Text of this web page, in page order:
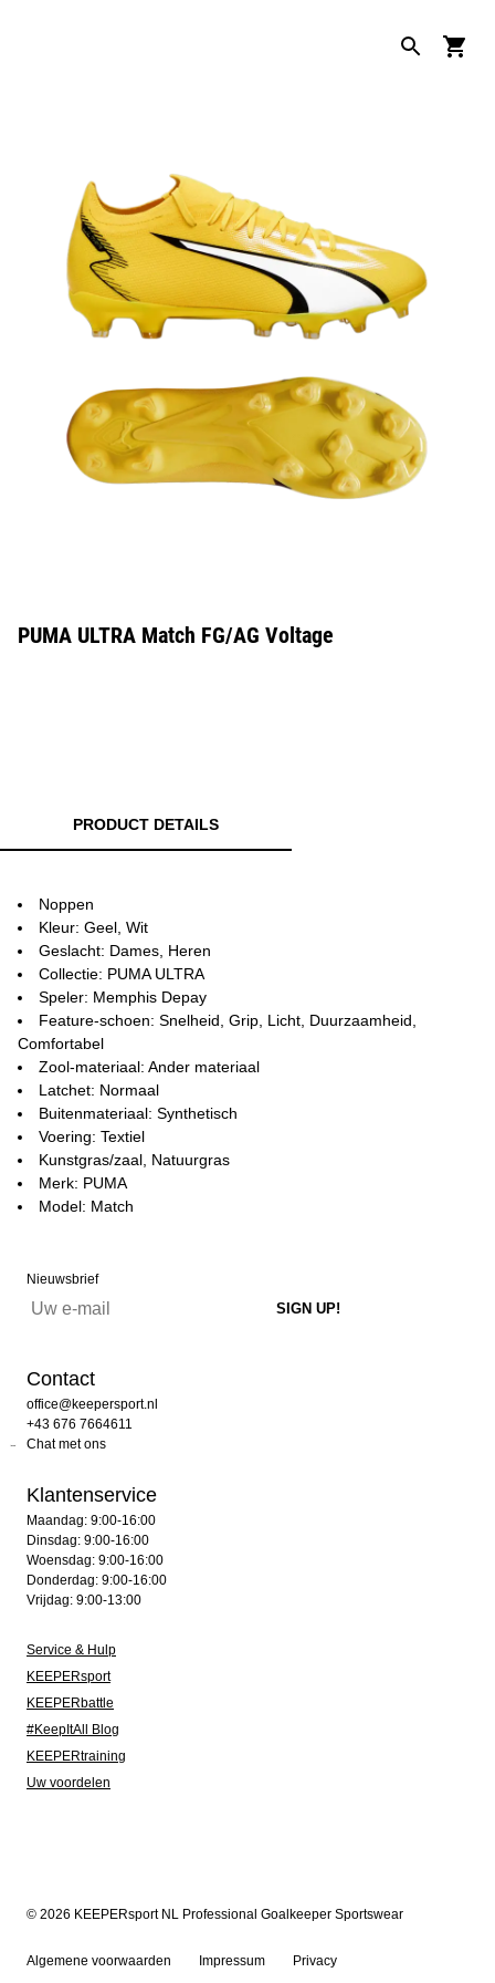
PUMA ULTRA Match FG/AG Voltage
PRODUCT DETAILS
Noppen
Kleur: Geel, Wit
Geslacht: Dames, Heren
Collectie: PUMA ULTRA
Speler: Memphis Depay
Feature-schoen: Snelheid, Grip, Licht, Duurzaamheid,
Comfortabel
Zool-materiaal: Ander materiaal
Latchet: Normaal
Buitenmateriaal: Synthetisch
Voering: Textiel
Kunstgras/zaal, Natuurgras
Merk: PUMA
Model: Match
Nieuwsbrief
Contact
office@keepersport.nl
+43 676 7664611
Chat met ons
Klantenservice
Maandag: 9:00-16:00
Dinsdag: 9:00-16:00
Woensdag: 9:00-16:00
Donderdag: 9:00-16:00
Vrijdag: 9:00-13:00
Service & Hulp
KEEPERsport
KEEPERbattle
#KeepItAll Blog
KEEPERtraining
Uw voordelen
© 2026 KEEPERsport NL Professional Goalkeeper Sportswear
Algemene voorwaarden Impressum Privacy